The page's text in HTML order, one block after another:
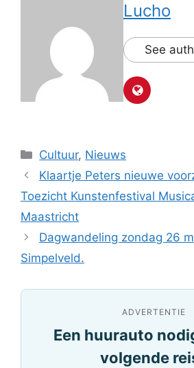
Lucho
See
Categorieën
Cultuur, Nieuws
Klaartje Peters nieuwe
Toezicht Kunstenfestival
Maastricht
Dagwandeling zondag 26
Simpelveld.
ADVERTENTIE
Een huurauto
volgende